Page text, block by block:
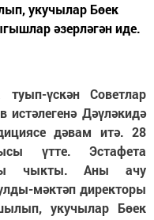
укучылар Бөек
әзерләгән иде.
үскән Советлар
Дәүләкидә
дәвам итә. 28
үтте.
Эстафета
чыкты. Аны ачу
мәктәп директоры
укучылар Бөек